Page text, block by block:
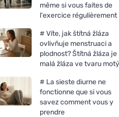
même si vous faites de
l'exercice régulièrement
# Víte, jak štítná žláza
ovlivňuje menstruaci a
plodnost? Štítná žláza je
malá žláza ve tvaru
# La sieste diurne ne
fonctionne que si vous
savez comment vous y
prendre